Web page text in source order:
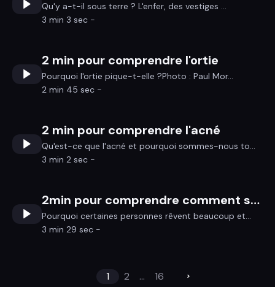
Qu'y a-t-il sous terre ? L'enfer, des vestiges ...
3 min 3 sec -
2 min pour comprendre l'ortie
Pourquoi l'ortie pique-t-elle ?Photo : Paul Mor...
2 min 45 sec -
2 min pour comprendre l'acné
Qu'est-ce que l'acné et pourquoi sommes-nous to...
3 min 2 sec -
2min pour comprendre comment se souvenir de ses rêves
Pourquoi certaines personnes rêvent beaucoup et...
3 min 29 sec -
1 2 ... 16